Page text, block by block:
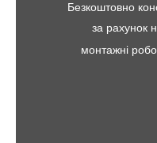
Безкоштовно
за рахунок
монтажні